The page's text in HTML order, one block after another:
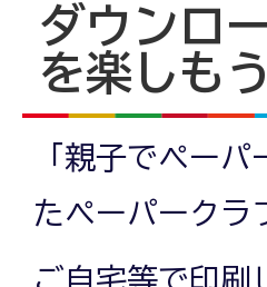
ダウンロ
を楽しもう
「親子でペー
たペーパークラ
ご自宅等で印刷